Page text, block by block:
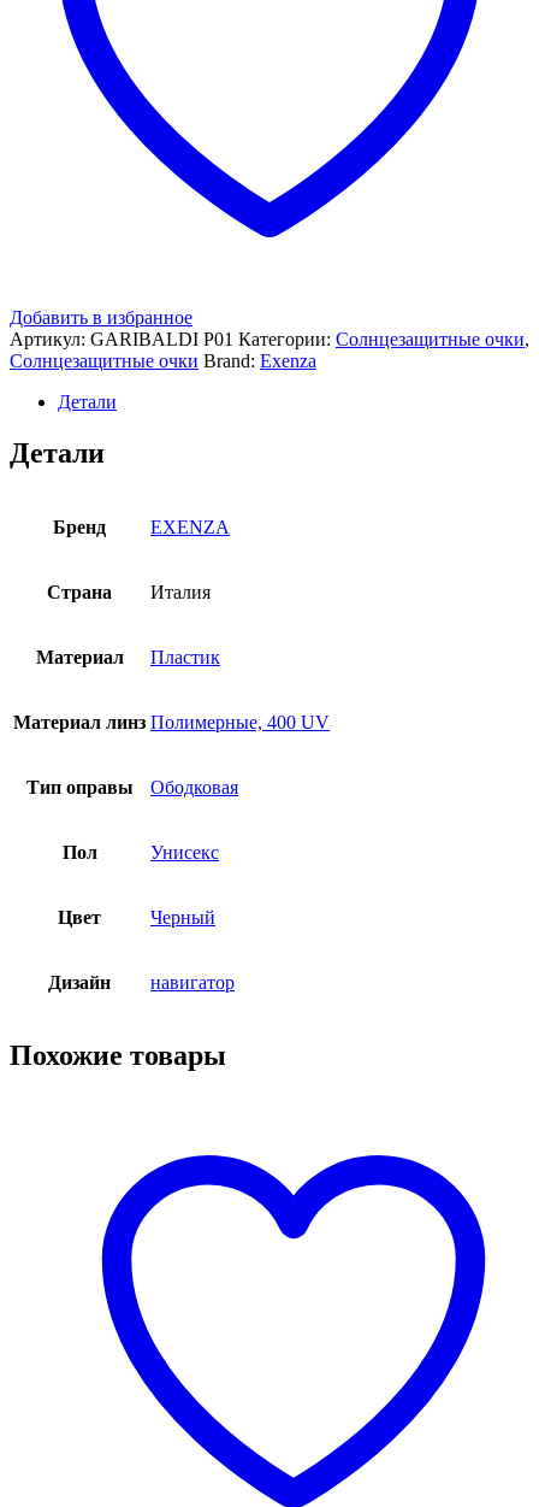
Добавить в избранное
Артикул: GARIBALDI P01 Категории: Солнцезащитные очки,
Солнцезащитные очки Brand: Exenza
Детали
Детали
Бренд EXENZA
Страна Италия
Материал Пластик
Материал линз Полимерные, 400 UV
Тип оправы Ободковая
Пол Унисекс
Цвет Черный
Дизайн навигатор
Похожие товары